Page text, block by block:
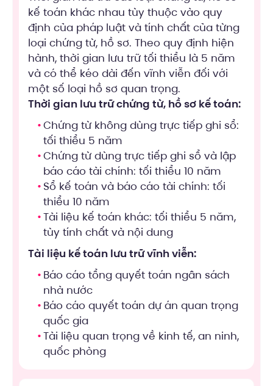
kế toán khác nhau tùy thuộc vào quy
định của pháp luật và tính chất của từng
loại chứng từ, hồ sơ. Theo quy định hiện
hành, thời gian lưu trữ tối thiểu là 5 năm
và có thể kéo dài đến vĩnh viễn đối với
một số loại hồ sơ quan trọng.
Thời gian lưu trữ chứng từ, hồ sơ kế toán:
Chứng từ không dùng trực tiếp ghi sổ:
tối thiểu 5 năm
Chứng từ dùng trực tiếp ghi sổ và lập
báo cáo tài chính: tối thiểu 10 năm
Sổ kế toán và báo cáo tài chính: tối
thiểu 10 năm
Tài liệu kế toán khác: tối thiểu 5 năm,
tùy tính chất và nội dung
Tài liệu kế toán lưu trữ vĩnh viễn:
Báo cáo tổng quyết toán ngân sách
nhà nước
Báo cáo quyết toán dự án quan trọng
quốc gia
Tài liệu quan trọng về kinh tế, an ninh,
quốc phòng